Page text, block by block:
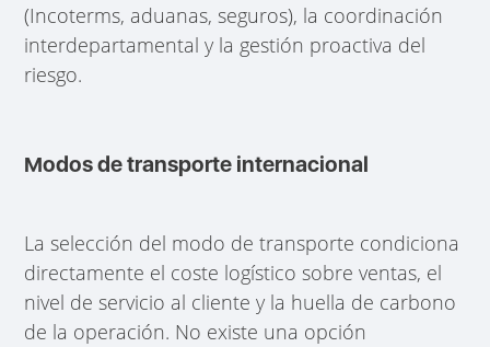
(Incoterms, aduanas, seguros), la coordinación
interdepartamental y la gestión proactiva del
riesgo.
Modos de transporte internacional
La selección del modo de transporte condiciona
directamente el coste logístico sobre ventas, el
nivel de servicio al cliente y la huella de carbono
de la operación. No existe una opción